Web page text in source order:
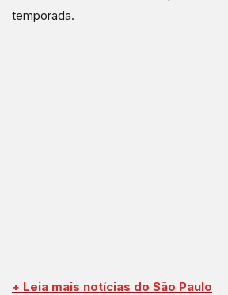
temporada.
+ Leia mais notícias do São Paulo